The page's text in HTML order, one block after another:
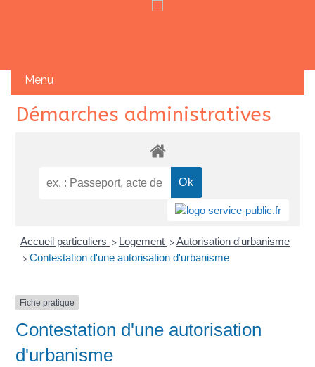
SkipDémarches administratives
Accueil particuliers > Logement > Autorisation d'urbanisme
> Contestation d'une autorisation d'urbanisme
Fiche pratique
Contestation d'une autorisation
d'urbanisme